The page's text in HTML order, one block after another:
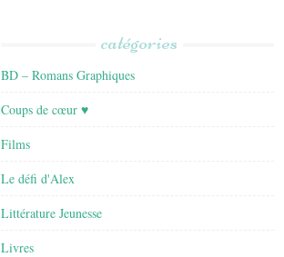
catégories
BD – Romans Graphiques
Coups de cœur ♥
Films
Le défi d'Alex
Littérature Jeunesse
Livres